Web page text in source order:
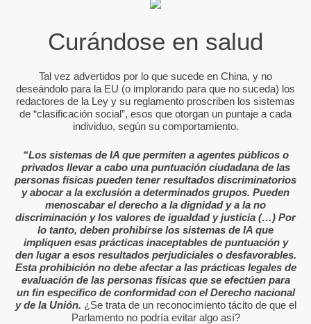
Curándose en salud
Tal vez advertidos por lo que sucede en China, y no
deseándolo para la EU (o implorando para que no suceda) los
redactores de la Ley y su reglamento proscriben los sistemas
de “clasificación social”, esos que otorgan un puntaje a cada
individuo, según su comportamiento.
“Los sistemas de IA que permiten a agentes públicos o
privados llevar a cabo una puntuación ciudadana de las
personas físicas pueden tener resultados discriminatorios
y abocar a la exclusión a determinados grupos. Pueden
menoscabar el derecho a la dignidad y a la no
discriminación y los valores de igualdad y justicia (…) Por
lo tanto, deben prohibirse los sistemas de IA que
impliquen esas prácticas inaceptables de puntuación y
den lugar a esos resultados perjudiciales o desfavorables.
Esta prohibición no debe afectar a las prácticas legales de
evaluación de las personas físicas que se efectúen para
un fin específico de conformidad con el Derecho nacional
y de la Unión. ¿Se trata de un reconocimiento tácito de que el
Parlamento no podría evitar algo así?